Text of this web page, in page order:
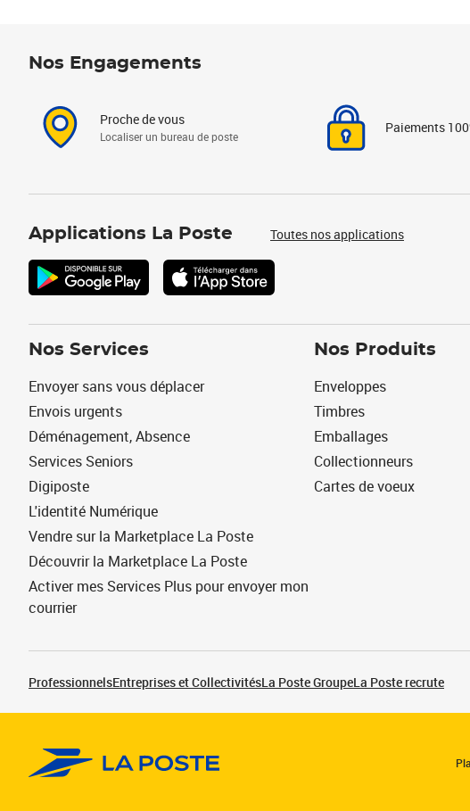
Nos Engagements
Proche de vous
Localiser un bureau de poste
Paiements
Applications La Poste Toutes nos applications
Nos Services
Envoyer sans vous déplacer
Envois urgents
Déménagement, Absence
Services Seniors
Digiposte
L'identité Numérique
Vendre sur la Marketplace La Poste
Découvrir la Marketplace La Poste
Activer mes Services Plus pour envoyer mon
courrier
Nos Produits
Enveloppes
Timbres
Emballages
Collectionneurs
Cartes de voeux
ProfessionnelsEntreprises et CollectivitésLa Poste GroupeLa Poste recrute